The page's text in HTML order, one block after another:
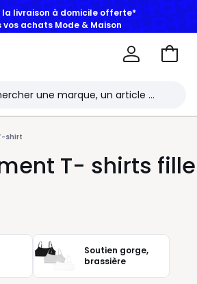
la livraison à domicile offerte*
vos achats Mode & Maison
Aller
shirt
T- shirts fille
Soutien gorge,
brassière